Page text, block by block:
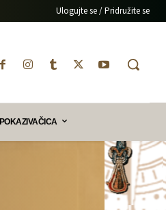
Ulogujte se / Pridružite se
POKAZIVAČICA